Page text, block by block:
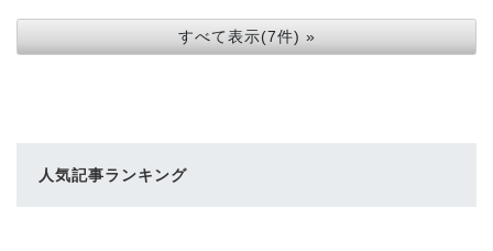
すべて表示(7件) »
人気記事ランキング